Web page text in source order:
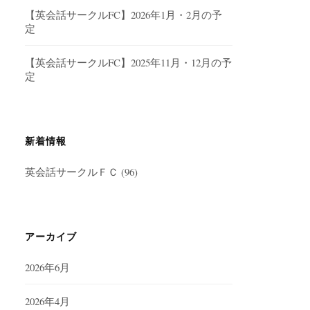
【英会話サークルFC】2026年1月・2月の予
定
【英会話サークルFC】2025年11月・12月の予
定
新着情報
英会話サークルＦＣ (96)
アーカイブ
2026年6月
2026年4月